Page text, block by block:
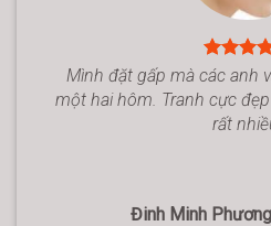
Mình đặt gấp mà các anh
một hai hôm. Tranh cực
rất
Đinh Minh Phương